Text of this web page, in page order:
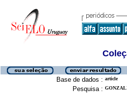
Base de dados : article
Pesquisa :